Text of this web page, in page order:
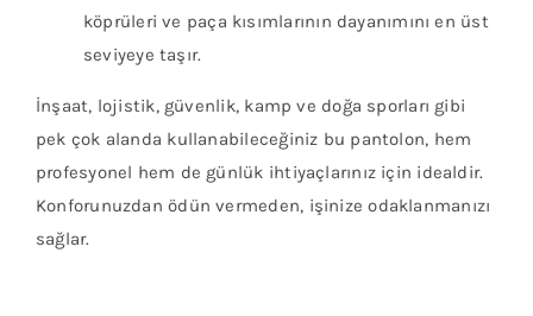
köprüleri ve paça kısımlarının dayanımını en üst
seviyeye taşır.
İnşaat, lojistik, güvenlik, kamp ve doğa sporları gibi
pek çok alanda kullanabileceğiniz bu pantolon, hem
profesyonel hem de günlük ihtiyaçlarınız için idealdir.
Konforunuzdan ödün vermeden, işinize odaklanmanızı
sağlar.